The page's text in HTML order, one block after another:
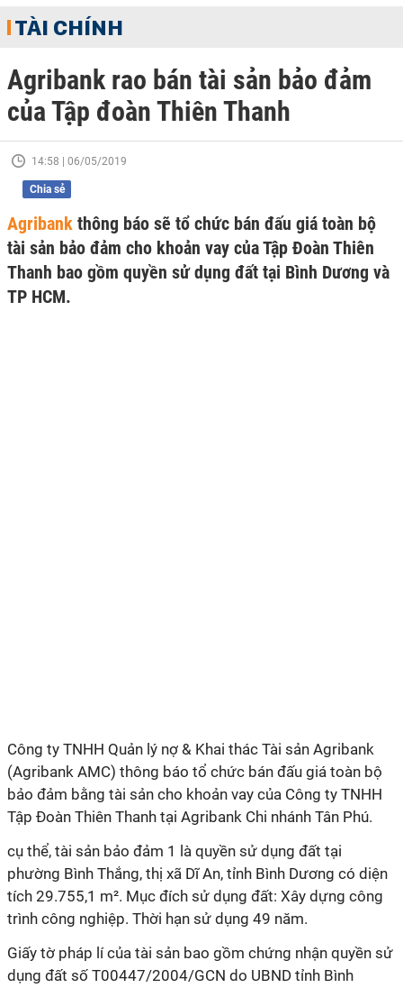
TÀI CHÍNH
Agribank rao bán tài sản bảo đảm
của Tập đoàn Thiên Thanh
14:58 | 06/05/2019
Chia sẻ
Agribank thông báo sẽ tổ chức bán đấu giá toàn bộ
tài sản bảo đảm cho khoản vay của Tập Đoàn Thiên
Thanh bao gồm quyền sử dụng đất tại Bình Dương và
TP HCM.
Công ty TNHH Quản lý nợ & Khai thác Tài sản Agribank
(Agribank AMC) thông báo tổ chức bán đấu giá toàn bộ
bảo đảm bằng tài sản cho khoản vay của Công ty TNHH
Tập Đoàn Thiên Thanh tại Agribank Chi nhánh Tân Phú.
cụ thể, tài sản bảo đảm 1 là quyền sử dụng đất tại
phường Bình Thắng, thị xã Dĩ An, tỉnh Bình Dương có diện
tích 29.755,1 m². Mục đích sử dụng đất: Xây dựng công
trình công nghiệp. Thời hạn sử dụng 49 năm.
Giấy tờ pháp lí của tài sản bao gồm chứng nhận quyền sử
dụng đất số T00447/2004/GCN do UBND tỉnh Bình